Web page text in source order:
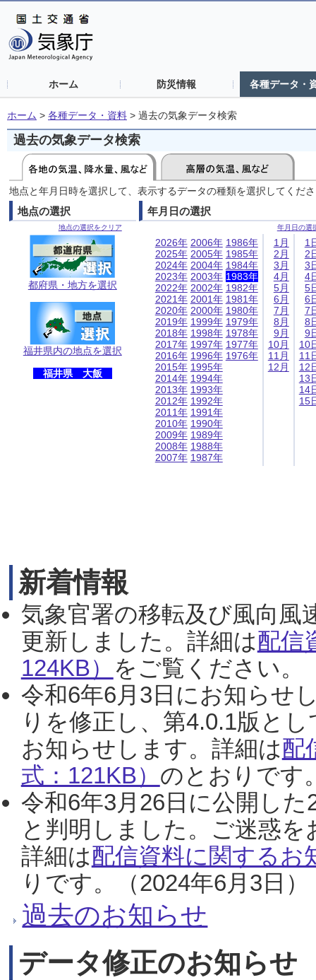
ホーム 防災情報 各種データ・
ホーム > 各種データ・資料 > 過去の気象データ検索
過去の気象データ検索
地点と年月日時を選択して、表示するデータの種類を選択してくだ
地点の選択
地点の選択をクリア
都府県・地方を選択
福井県内の地点を選択
福井県 大飯
年月日の選択
年月日の選
2026年
2025年
2024年
2023年
2022年
2021年
2020年
2019年
2018年
2017年
2016年
2015年
2014年
2013年
2012年
2011年
2010年
2009年
2008年
2007年
2006年
2005年
2004年
2003年
2002年
2001年
2000年
1999年
1998年
1997年
1996年
1995年
1994年
1993年
1992年
1991年
1990年
1989年
1988年
1987年
1986年
1985年
1984年
1983年
1982年
1981年
1980年
1979年
1978年
1977年
1976年
1月
2月
3月
4月
5月
6月
7月
8月
9月
10月
11月
12月
1
2
3
4
5
6
7
8
9
10
11
12
13
14
15
新着情報
気象官署の移転及び風向風
更新しました。詳細は配信
124KB） をご覧ください。
令和6年6月3日にお知らせ
りを修正し、第4.0.1版と
お知らせします。詳細は配
式：121KB） のとおりです
令和6年3月26日に公開し
と判明しました。ご迷惑
詳細は配信資料に関するお
りです。（2024年6月3日）
過去のお知らせ
データ修正のお知らせ